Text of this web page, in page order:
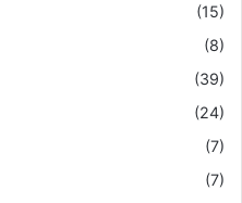
(15)
(8)
(39)
(24)
(7)
(7)